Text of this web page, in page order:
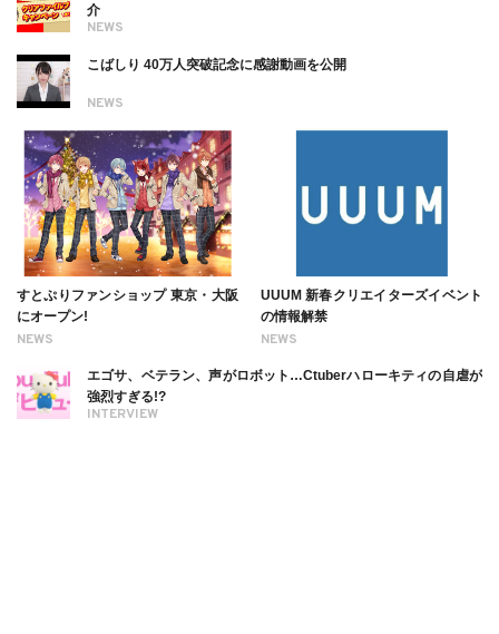
NEWS
介
NEWS
こばしり 40万人突破記念に感謝動画を公開
NEWS
すとぷりファンショップ 東京・大阪
にオープン!
NEWS
UUUM 新春クリエイターズイベント
の情報解禁
INTERVIEW
エゴサ、ベテラン、声がロボット…Ctuberハローキティの自虐が
強烈すぎる!?